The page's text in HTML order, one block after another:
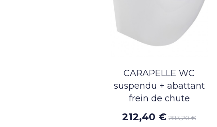
CARAPELLE WC
suspendu + abattant
frein de chute
212,40 € 283,20 €